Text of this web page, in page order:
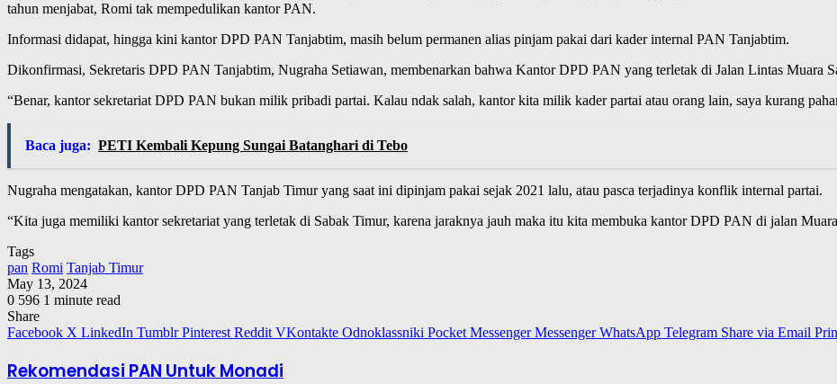
tahun menjabat, Romi tak mempedulikan kantor PAN.
Informasi didapat, hingga kini kantor DPD PAN Tanjabtim, masih belum permanen alias pinjam pakai dari kader internal PAN Tanjabtim.
Dikonfirmasi, Sekretaris DPD PAN Tanjabtim, Nugraha Setiawan, membenarkan bahwa Kantor DPD PAN yang terletak di Jalan Lintas Muara
“Benar, kantor sekretariat DPD PAN bukan milik pribadi partai. Kalau ndak salah, kantor kita milik kader partai atau orang lain, saya kurang
Baca juga: PETI Kembali Kepung Sungai Batanghari di Tebo
Nugraha mengatakan, kantor DPD PAN Tanjab Timur yang saat ini dipinjam pakai sejak 2021 lalu, atau pasca terjadinya konflik internal partai.
“Kita juga memiliki kantor sekretariat yang terletak di Sabak Timur, karena jaraknya jauh maka itu kita membuka kantor DPD PAN di jalan
Tags
pan Romi Tanjab Timur
May 13, 2024
0 596 1 minute read
Share
Facebook X LinkedIn Tumblr Pinterest Reddit VKontakte Odnoklassniki Pocket Messenger Messenger WhatsApp Telegram Share via Email
Rekomendasi PAN Untuk Monadi